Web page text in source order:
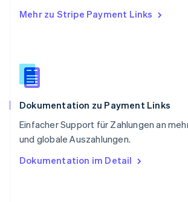
Mehr zu Stripe Payment Links
Dokumentation zu Payment Links
Einfacher Support für Zahlungen an
und globale Auszahlungen.
Dokumentation im Detail
Slowenien
English
Spanien
Thailand
Tschechische Republik
English
English